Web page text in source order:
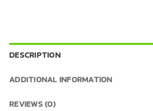
DESCRIPTION
ADDITIONAL INFORMATION
REVIEWS (0)